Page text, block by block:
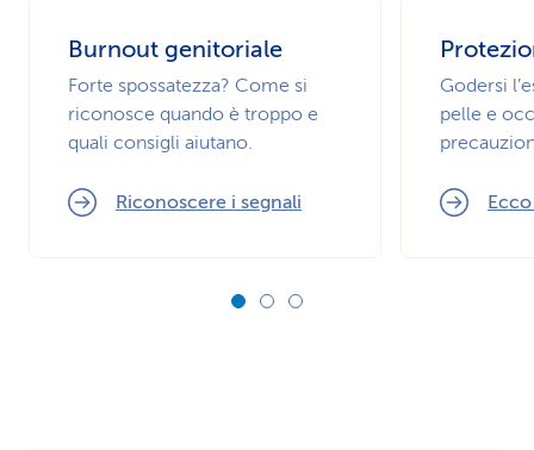
Burnout genitoriale
Forte spossatezza? Come si
riconosce quando è troppo e
quali consigli aiutano.
Riconoscere i segnali
Godersi
pelle e